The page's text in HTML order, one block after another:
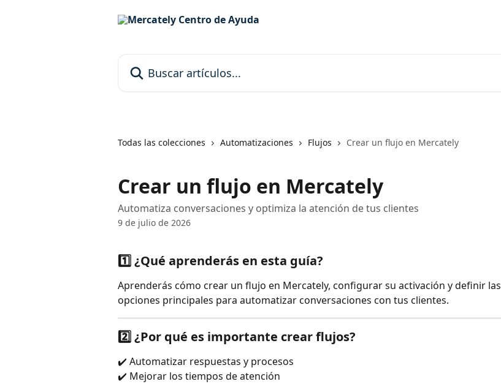
Todas las colecciones Automatizaciones Flujos Crear un flujo en Mercately
Crear un flujo en Mercately
Automatiza conversaciones y optimiza la atención de tus clientes
9 de julio de 2026
1️⃣ ¿Qué aprenderás en esta guía?
Aprenderás cómo crear un flujo en Mercately, configurar su activación y definir las
opciones principales para automatizar conversaciones con tus clientes.
2️⃣ ¿Por qué es importante crear flujos?
✔️ Automatizar respuestas y procesos
✔️ Mejorar los tiempos de atención